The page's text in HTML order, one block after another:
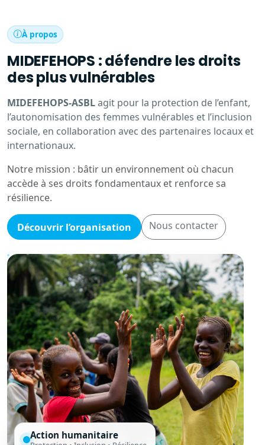
À propos
MIDEFEHOPS : défendre les droits
des plus vulnérables
MIDEFEHOPS-ASBLagit pour la protection de l’enfant,
l’autonomisation des femmes vulnérables et l’inclusion
sociale, en collaboration avec des partenaires locaux et
internationaux.
Notre mission : bâtir un environnement où chacun
accède à ses droits fondamentaux et renforce sa
résilience.
Découvrir l’organisation Nous contacter
Action humanitaire